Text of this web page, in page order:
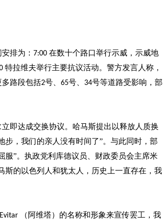
排为： 7:00 在数十个路口举行示威，示威地
特拉维夫举行主要抗议活动。警方发言人称，
多路段包括2号、 65号、 34号等道路受影响，部
即达成交换协议。哈马斯提出以释放人质换
步，我们的亲人没有时间了”。与此同时，部
服”。执政党利库德议员、财政委员会主席米
斯的以色列人和犹太人，历史上一直存在，我
Evitar
（阿维塔）的名称和形象来宣传罢工，我